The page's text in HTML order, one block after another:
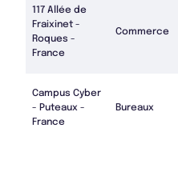
117 Allée de
Fraixinet -
Roques -
France
Commerce
Campus Cyber
- Puteaux -
France
Bureaux